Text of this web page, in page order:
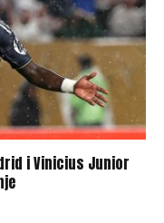
i Vinicius Junior